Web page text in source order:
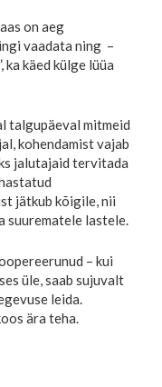
on aeg
vaadata ning –
ka käed külge lüüa
talgupäeval mitmeid
kohendamist vajab
jalutajaid tervitada
jätkub kõigile, nii
suurematele lastele.
– kui
üle, saab sujuvalt
leida.
ära teha.